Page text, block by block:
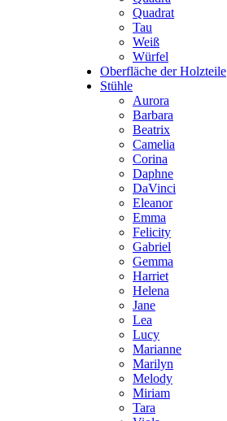
Quadrat
Tau
Weiß
Würfel
Oberfläche der Holzteile
Stühle
Aurora
Barbara
Beatrix
Camelia
Corina
Daphne
DaVinci
Eleanor
Emma
Felicity
Gabriel
Gemma
Harriet
Helena
Jane
Lea
Lucy
Marianne
Marilyn
Melody
Miriam
Tara